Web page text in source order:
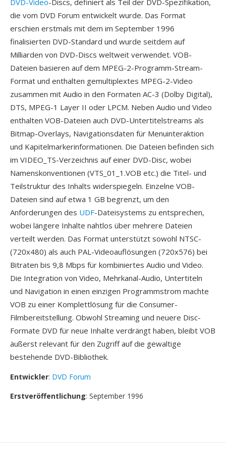
DVD-Video-Discs, definiert als Teil der DVD-Spezifikation,
die vom DVD Forum entwickelt wurde. Das Format
erschien erstmals mit dem im September 1996
finalisierten DVD-Standard und wurde seitdem auf
Milliarden von DVD-Discs weltweit verwendet. VOB-
Dateien basieren auf dem MPEG-2-Programm-Stream-
Format und enthalten gemultiplextes MPEG-2-Video
zusammen mit Audio in den Formaten AC-3 (Dolby Digital),
DTS, MPEG-1 Layer II oder LPCM. Neben Audio und Video
enthalten VOB-Dateien auch DVD-Untertitelstreams als
Bitmap-Overlays, Navigationsdaten für Menuinteraktion
und Kapitelmarkerinformationen. Die Dateien befinden sich
im VIDEO_TS-Verzeichnis auf einer DVD-Disc, wobei
Namenskonventionen (VTS_01_1.VOB etc.) die Titel- und
Teilstruktur des Inhalts widerspiegeln. Einzelne VOB-
Dateien sind auf etwa 1 GB begrenzt, um den
Anforderungen des UDF-Dateisystems zu entsprechen,
wobei längere Inhalte nahtlos über mehrere Dateien
verteilt werden. Das Format unterstützt sowohl NTSC-
(720x480) als auch PAL-Videoauflösungen (720x576) bei
Bitraten bis 9,8 Mbps für kombiniertes Audio und Video.
Die Integration von Video, Mehrkanal-Audio, Untertiteln
und Navigation in einen einzigen Programmstrom machte
VOB zu einer Komplettlösung für die Consumer-
Filmbereitstellung. Obwohl Streaming und neuere Disc-
Formate DVD für neue Inhalte verdrängt haben, bleibt VOB
äußerst relevant für den Zugriff auf die gewaltige
bestehende DVD-Bibliothek.
Entwickler: DVD Forum
Erstveröffentlichung: September 1996